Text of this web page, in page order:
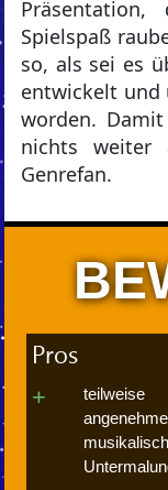
Spielspaß
so, als sei es
entwickelt und
worden.
nichts weiter
Genrefan.
Pros
teilweise
angenehme